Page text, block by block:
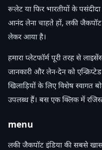
रूलेट या फिर भारतीयों के
आनंद लेना चाहते हों, लकी
लेकर आया है।
हमारा प्लेटफॉर्म पूरी तरह से
जानकारी और लेन-देन को
खिलाड़ियों के लिए विशेष
उपलब्ध हैं। बस एक क्लिक में
menu
लकी जैकपॉट इंडिया की सबसे